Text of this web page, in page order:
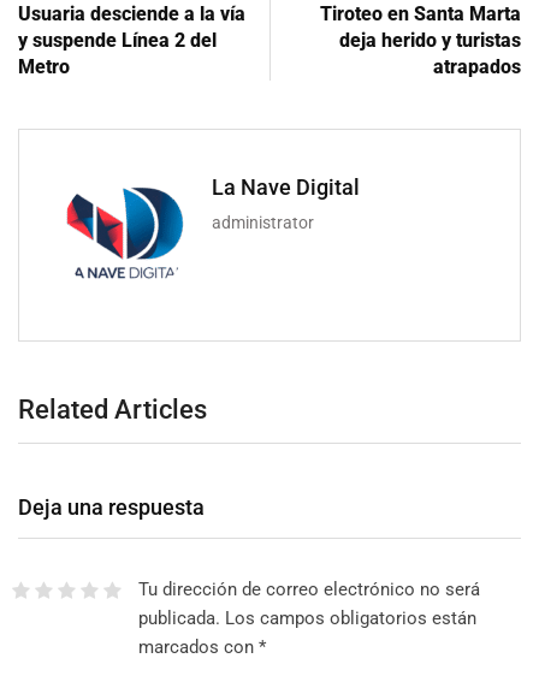
Usuaria desciende a la vía
y suspende Línea 2 del
Metro
Tiroteo en Santa Marta
deja herido y turistas
atrapados
La Nave Digital
administrator
Related Articles
Deja una respuesta
Tu dirección de correo electrónico no será
publicada. Los campos obligatorios están
marcados con *